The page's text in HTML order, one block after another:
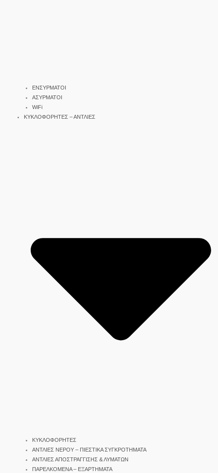
ΕΝΣΥΡΜΑΤΟΙ
ΑΣΥΡΜΑΤΟΙ
WiFi
ΚΥΚΛΟΦΟΡΗΤΕΣ – ΑΝΤΛΙΕΣ
ΚΥΚΛΟΦΟΡΗΤΕΣ
ΑΝΤΛΙΕΣ ΝΕΡΟΥ – ΠΙΕΣΤΙΚΑ ΣΥΓΚΡΟΤΗΜΑΤΑ
ΑΝΤΛΙΕΣ ΑΠΟΣΤΡΑΓΓΙΣΗΣ & ΛΥΜΑΤΩΝ
ΠΑΡΕΛΚΟΜΕΝΑ – ΕΞΑΡΤΗΜΑΤΑ